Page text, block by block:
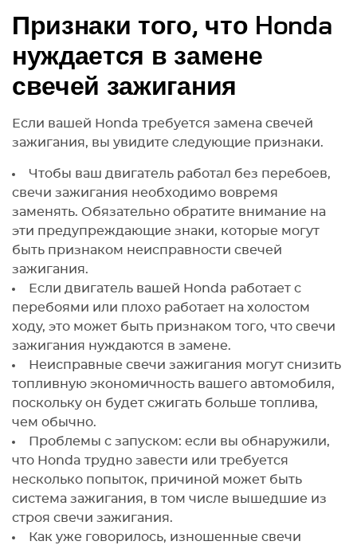
Признаки того, что Honda
нуждается в замене
свечей зажигания
Если вашей Honda требуется замена свечей
зажигания, вы увидите следующие признаки.
Чтобы ваш двигатель работал без перебоев,
свечи зажигания необходимо вовремя
заменять. Обязательно обратите внимание на
эти предупреждающие знаки, которые могут
быть признаком неисправности свечей
зажигания.
Если двигатель вашей Honda работает с
перебоями или плохо работает на холостом
ходу, это может быть признаком того, что свечи
зажигания нуждаются в замене.
Неисправные свечи зажигания могут снизить
топливную экономичность вашего автомобиля,
поскольку он будет сжигать больше топлива,
чем обычно.
Проблемы с запуском: если вы обнаружили,
что Honda трудно завести или требуется
несколько попыток, причиной может быть
система зажигания, в том числе вышедшие из
строя свечи зажигания.
Как уже говорилось, изношенные свечи